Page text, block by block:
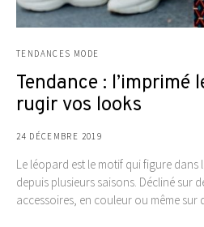
TENDANCES MODE
Tendance : l’imprimé
rugir vos looks
24 DÉCEMBRE 2019
Le léopard est le motif qui figure dans
depuis plusieurs saisons. Décliné sur
accessoires, en couleur ou même sur